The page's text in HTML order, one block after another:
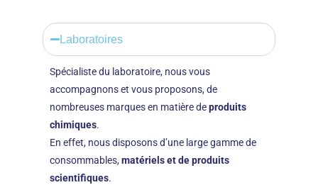
Laboratoires
Spécialiste du laboratoire, nous vous
accompagnons et vous proposons, de
nombreuses marques en matière deproduits
chimiques.
En effet, nous disposons d’une large gamme de
consommables,matériels et de produits
scientifiques.